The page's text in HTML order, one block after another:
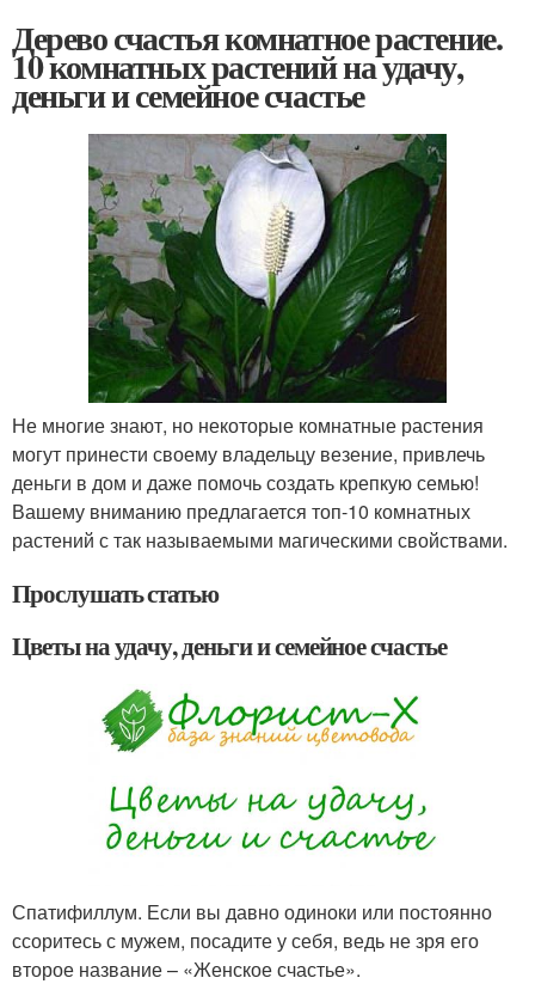
Дерево счастья комнатное растение.
10 комнатных растений на удачу,
деньги и семейное счастье
Не многие знают, но некоторые комнатные растения
могут принести своему владельцу везение, привлечь
деньги в дом и даже помочь создать крепкую семью!
Вашему вниманию предлагается топ-10 комнатных
растений с так называемыми магическими свойствами.
Прослушать статью
Цветы на удачу, деньги и семейное счастье
Спатифиллум. Если вы давно одиноки или постоянно
ссоритесь с мужем, посадите у себя, ведь не зря его
второе название – «Женское счастье».